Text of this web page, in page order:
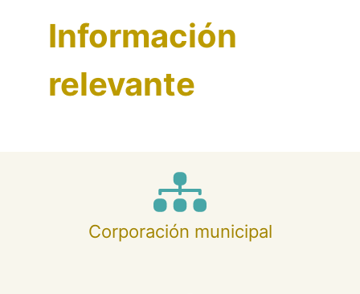
Información
relevante
Corporación municipal